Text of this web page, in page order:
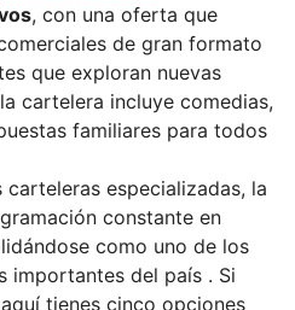
, con una oferta que
de gran formato
que exploran nuevas
cartelera incluye comedias,
familiares para todos
especializadas, la
constante en
como uno de los
importantes del país . Si
tienes cinco opciones